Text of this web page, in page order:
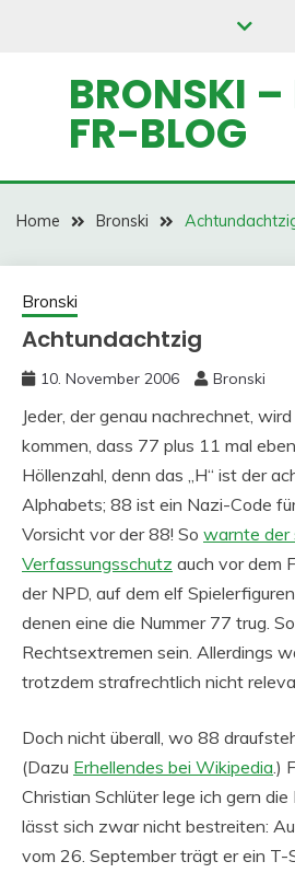
BRONSKI
FR-BLOG
Home Bronski
Bronski
Achtundachtzig
10. November 2006 Bronski
Jeder, der genau nachrechnet,
kommen, dass 77 plus 11 mal
Höllenzahl, denn das „H“ ist der
Alphabets; 88 ist ein Nazi-Code für
Vorsicht vor der 88! So warnte der
Verfassungsschutz auch vor dem
der NPD, auf dem elf
denen eine die Nummer 77 trug.
Rechtsextremen sein. Allerdings
trotzdem strafrechtlich nicht
Doch nicht überall, wo 88
(Dazu Erhellendes bei Wikipedia.)
Christian Schlüter lege ich gern die
lässt sich zwar nicht bestreiten:
vom 26. September trägt er ein